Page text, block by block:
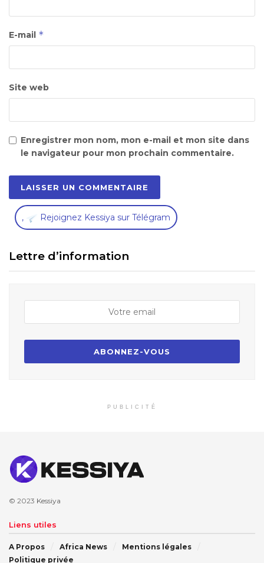
E-mail *
Site web
Enregistrer mon nom, mon e-mail et mon site dans
le navigateur pour mon prochain commentaire.
, Rejoignez Kessiya sur Télégram
Lettre d’information
PUBLICITÉ
© 2023 Kessiya
Liens utiles
A Propos Africa News
Mentions légales
Politique privée